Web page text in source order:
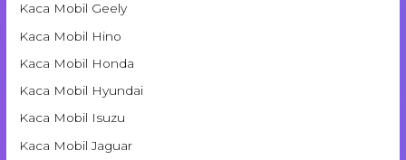
Kaca Mobil Geely
Kaca Mobil Hino
Kaca Mobil Honda
Kaca Mobil Hyundai
Kaca Mobil Isuzu
Kaca Mobil Jaguar